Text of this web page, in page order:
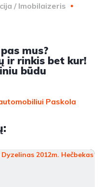
/ Imobilaizeris
mus?
ir rinkis bet kur!
būdu
Paskola